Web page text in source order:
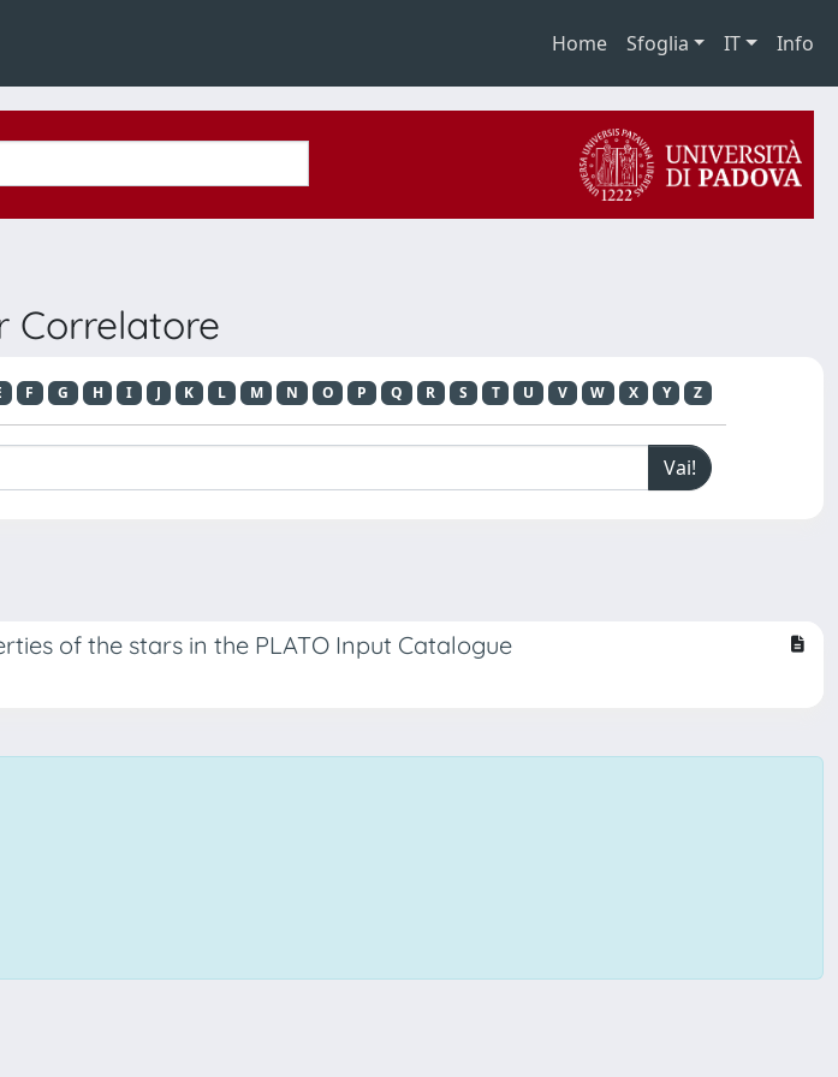
Home Sfoglia IT Info
Correlatore
F G H I J K L M N O P Q R S T U V W X Y Z
of the stars in the PLATO Input Catalogue